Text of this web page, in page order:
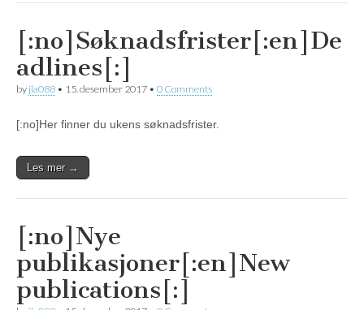
[:no]Søknadsfrister[:en]De
adlines[:]
by jla088 • 15. desember 2017 • 0 Comments
[:no]Her finner du ukens søknadsfrister.
Les mer →
[:no]Nye
publikasjoner[:en]New
publications[:]